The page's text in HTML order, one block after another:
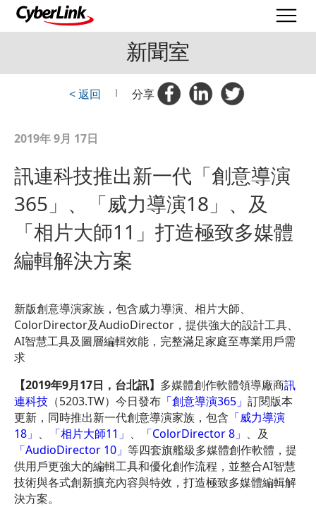
新聞室
< 返回 | 分享
2019年 9月 17日
訊連科技推出新一代「創意導演
365」、「威力導演18」、及
「相片大師11」打造極致多媒體
編輯解決方案
新版創意導演家族，包含威力導演、相片大師、
ColorDirector及AudioDirector，提供強大的設計工具、
AI智慧工具及圖層編輯效能，完整滿足家庭至專業用戶需
求
【2019年9月17日，台北訊】 多媒體創作軟體領導廠商訊
連科技 （5203.TW）今日發布 「創意導演365」 訂閱版本
更新，同時推出新一代創意導演家族，包含 「威力導演
18」 、 「相片大師11」 、 「ColorDirector 8」 、及
「AudioDirector 10」 等四套旗艦級多媒體創作軟體，提
供用戶更強大的編輯工具和優化創作流程，並整合AI智慧
技術與各式創新擴充內容與特效，打造極致多媒體編輯解
決方案。